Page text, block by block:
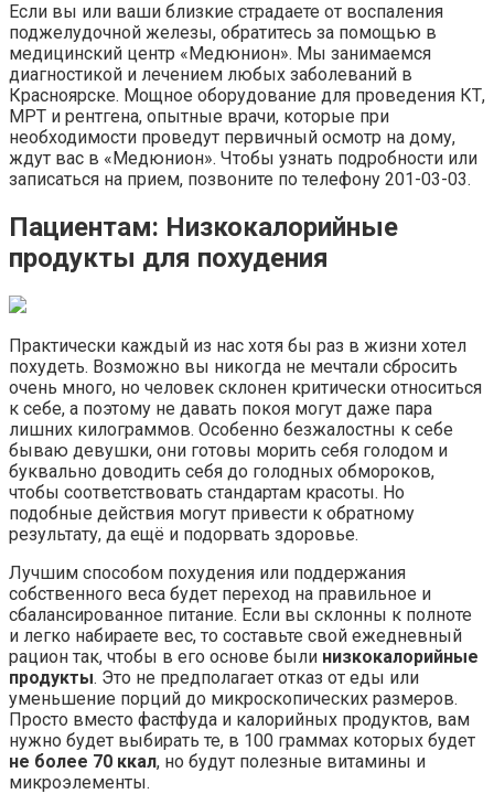
Если вы или ваши близкие страдаете от воспаления
поджелудочной железы, обратитесь за помощью в
медицинский центр «Медюнион». Мы занимаемся
диагностикой и лечением любых заболеваний в
Красноярске. Мощное оборудование для проведения КТ,
МРТ и рентгена, опытные врачи, которые при
необходимости проведут первичный осмотр на дому,
ждут вас в «Медюнион». Чтобы узнать подробности или
записаться на прием, позвоните по телефону 201-03-03.
Пациентам: Низкокалорийные
продукты для похудения
Практически каждый из нас хотя бы раз в жизни хотел
похудеть. Возможно вы никогда не мечтали сбросить
очень много, но человек склонен критически относиться
к себе, а поэтому не давать покоя могут даже пара
лишних килограммов. Особенно безжалостны к себе
бываю девушки, они готовы морить себя голодом и
буквально доводить себя до голодных обмороков,
чтобы соответствовать стандартам красоты. Но
подобные действия могут привести к обратному
результату, да ещё и подорвать здоровье.
Лучшим способом похудения или поддержания
собственного веса будет переход на правильное и
сбалансированное питание. Если вы склонны к полноте
и легко набираете вес, то составьте свой ежедневный
рацион так, чтобы в его основе были низкокалорийные
продукты. Это не предполагает отказ от еды или
уменьшение порций до микроскопических размеров.
Просто вместо фастфуда и калорийных продуктов, вам
нужно будет выбирать те, в 100 граммах которых будет
не более 70 ккал, но будут полезные витамины и
микроэлементы.